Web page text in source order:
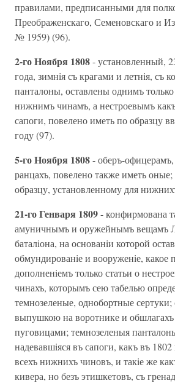
правилами, предписанными для
Преображенскаго, Семеновскаго и
№ 1959) (96).
2-го Ноября 1808- установленный,
года, зимнiя съ крагами и летнiя, съ
панталоны, оставлены однимъ
нижнимъ чинамъ, а нестроевымъ
сапоги, повелено иметь по образцу
году (97).
5-го Ноября 1808- оберъ-офицерамъ,
ранцахъ, повелено также иметь
образцу, установленному для
21-го Генваря 1809- конфирмована
амуничнымъ и оружейнымъ вещамъ
баталiона, на основанiи которой
обмундированiе и вооруженiе, какое
дополненiемъ только статьи о
чинахъ, которымъ сею табелью
темнозеленые, однобортные
выпушкою на воротнике и
пуговицами; темнозеленыя
надевавшiяся въ сапоги, какъ въ 1802
всехъ нижнихъ чиновъ, и такiе же
кивера, но безъ этишкетовъ, съ